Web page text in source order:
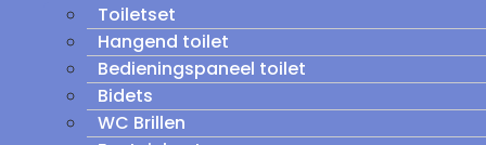
Toiletset
Hangend toilet
Bedieningspaneel toilet
Bidets
WC Brillen